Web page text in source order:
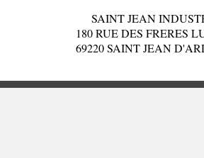
SAINT JEAN
180 RUE DES FRERES
69220 SAINT JEAN